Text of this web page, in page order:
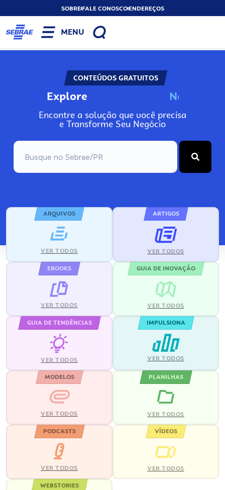
SOBREFALE CONOSCOENDEREÇOS
MENU
CONTEÚDOS GRATUITOS
Explore No
Encontre a solução que você precisa
e Transforme Seu Negócio
ARQUIVOS
VER TODOS
ARTIGOS
VER TODOS
EBOOKS
VER TODOS
GUIA DE INOVAÇÃO
VER TODOS
GUIA DE TENDÊNCIAS
VER TODOS
IMPULSIONA
VER TODOS
MODELOS
VER TODOS
PLANILHAS
VER TODOS
PODCASTS
VER TODOS
VÍDEOS
VER TODOS
WEBSTORIES